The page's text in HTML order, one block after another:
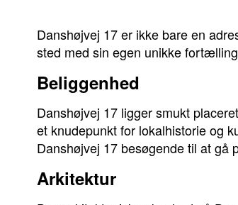
Danshøjvej 17 er ikke bare en
sted med sin egen unikke
Beliggenhed
Danshøjvej 17 ligger smukt
et knudepunkt for lokalhistorie og
Danshøjvej 17 besøgende til at gå
Arkitektur